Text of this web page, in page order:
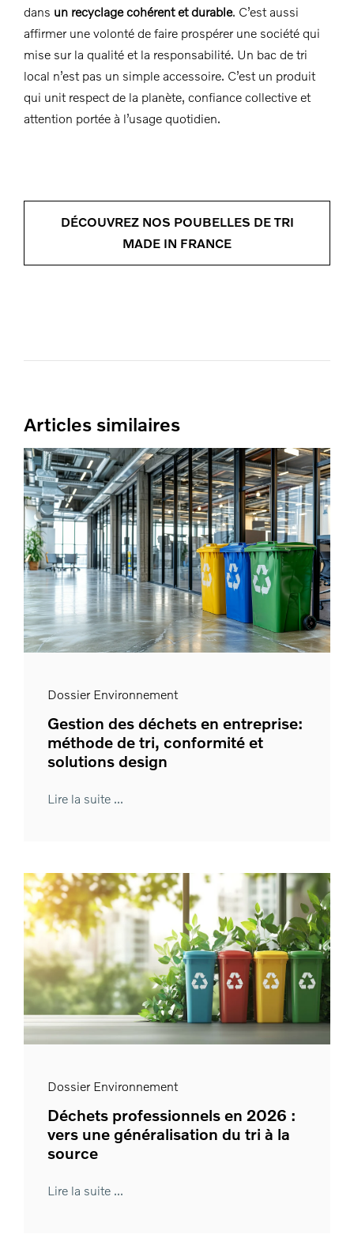
dans un recyclage cohérent et durable. C’est aussi
affirmer une volonté de faire prospérer une société qui
mise sur la qualité et la responsabilité. Un bac de tri
local n’est pas un simple accessoire. C’est un produit
qui unit respect de la planète, confiance collective et
attention portée à l’usage quotidien.
DÉCOUVREZ NOS POUBELLES DE TRI
MADE IN FRANCE
Articles similaires
Dossier Environnement
Gestion des déchets en entreprise:
méthode de tri, conformité et
solutions design
Lire la suite ...
Dossier Environnement
Déchets professionnels en 2026 :
vers une généralisation du tri à la
source
Lire la suite ...